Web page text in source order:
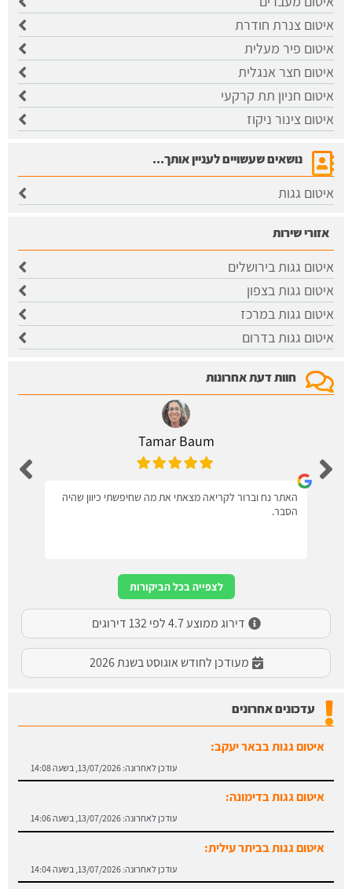
איטום צנרת חודרת
איטום פיר מעלית
איטום חצר אנגלית
איטום חניון תת קרקעי
איטום צינור ניקוז
נושאים שעשויים לעניין אותך...
איטום גגות
אזורי שירות
איטום גגות בירושלים
​איטום גגות בצפון
איטום גגות במרכז
איטום גגות בדרום
חוות דעת אחרונות
Tamar Baum
האתר נח וברור לקריאה מצאתי את מה שחיפשתי כיוון שהיה
הסבר.
לצפייה בכל הביקורות
דירוג ממוצע 4.7 לפי 132 דירוגים
מעודכן לחודש אוגוסט בשנת 2026
עדכונים אחרונים
איטום גגות בבאר יעקב:
עודכן לאחרונה: 13/07/2026, בשעה 14:08
איטום גגות בדימונה:
עודכן לאחרונה: 13/07/2026, בשעה 14:06
איטום גגות בביתר עילית:
עודכן לאחרונה: 13/07/2026, בשעה 14:04